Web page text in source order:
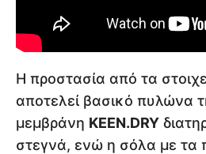
Η προστασία από τα
αποτελεί βασικό πυλώνα
μεμβράνη KEEN.DRY
στεγνά, ενώ η σόλα με τα